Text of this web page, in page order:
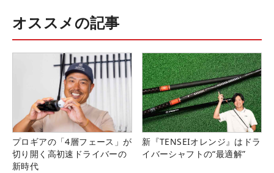
オススメの記事
プロギアの「4層フェース」が
切り開く高初速ドライバーの
新時代
新『TENSEIオレンジ』はドラ
イバーシャフトの“最適解”